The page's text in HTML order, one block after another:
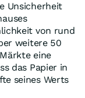
Unsicherheit
von rund
weitere 50
eine
das Papier in
seines Werts